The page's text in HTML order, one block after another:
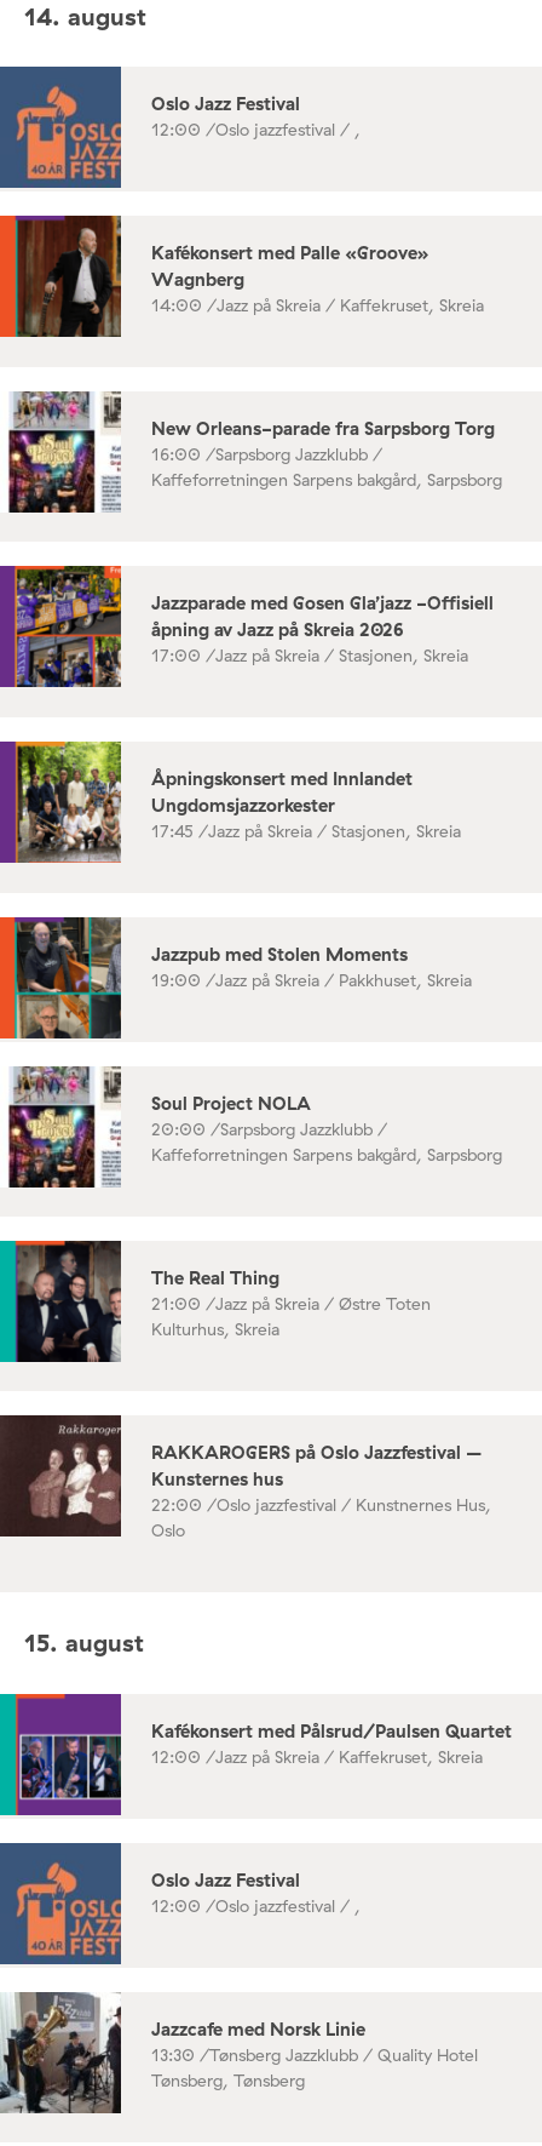
14. august
Oslo Jazz Festival
12:00 /Oslo jazzfestival / ,
Kafékonsert med Palle «Groove»
Wagnberg
14:00 /Jazz på Skreia / Kaffekruset, Skreia
New Orleans-parade fra Sarpsborg Torg
16:00 /Sarpsborg Jazzklubb /
Kaffeforretningen Sarpens bakgård, Sarpsborg
Jazzparade med Gosen Gla’jazz -Offisiell
åpning av Jazz på Skreia 2026
17:00 /Jazz på Skreia / Stasjonen, Skreia
Åpningskonsert med Innlandet
Ungdomsjazzorkester
17:45 /Jazz på Skreia / Stasjonen, Skreia
Jazzpub med Stolen Moments
19:00 /Jazz på Skreia / Pakkhuset, Skreia
Soul Project NOLA
20:00 /Sarpsborg Jazzklubb /
Kaffeforretningen Sarpens bakgård, Sarpsborg
The Real Thing
21:00 /Jazz på Skreia / Østre Toten
Kulturhus, Skreia
RAKKAROGERS på Oslo Jazzfestival –
Kunsternes hus
22:00 /Oslo jazzfestival / Kunstnernes Hus,
Oslo
15. august
Kafékonsert med Pålsrud/Paulsen Quartet
12:00 /Jazz på Skreia / Kaffekruset, Skreia
Oslo Jazz Festival
12:00 /Oslo jazzfestival / ,
Jazzcafe med Norsk Linie
13:30 /Tønsberg Jazzklubb / Quality Hotel
Tønsberg, Tønsberg